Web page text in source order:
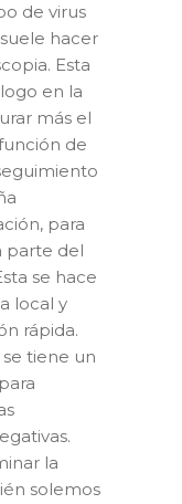
de virus
hacer
Esta
en la
más el
de
para
parte del
se hace
local y
rápida.
tiene un
la
solemos